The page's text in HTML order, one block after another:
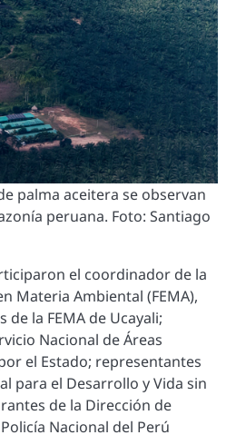
palma aceitera se observan
peruana. Foto: Santiago
el coordinador de la
Materia Ambiental (FEMA),
de la FEMA de Ucayali;
Nacional de Áreas
el Estado; representantes
para el Desarrollo y Vida sin
de la Dirección de
Nacional del Perú